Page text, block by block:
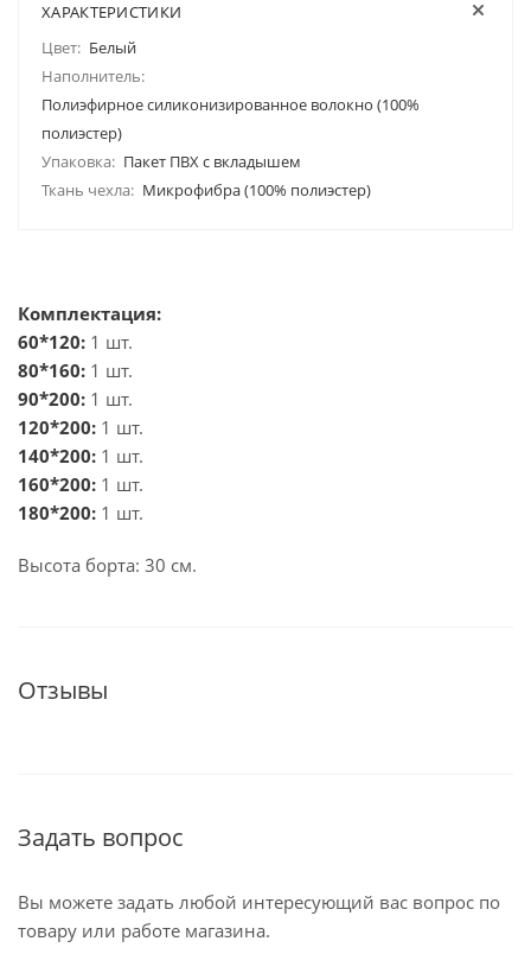
ХАРАКТЕРИСТИКИ
Цвет: Белый
Наполнитель:
Полиэфирное силиконизированное волокно (100%
полиэстер)
Упаковка: Пакет ПВХ с вкладышем
Ткань чехла: Микрофибра (100% полиэстер)
Комплектация:
60*120: 1 шт.
80*160: 1 шт.
90*200: 1 шт.
120*200: 1 шт.
140*200: 1 шт.
160*200: 1 шт.
180*200: 1 шт.
Высота борта: 30 см.
Отзывы
Задать вопрос
Вы можете задать любой интересующий вас вопрос по
товару или работе магазина.